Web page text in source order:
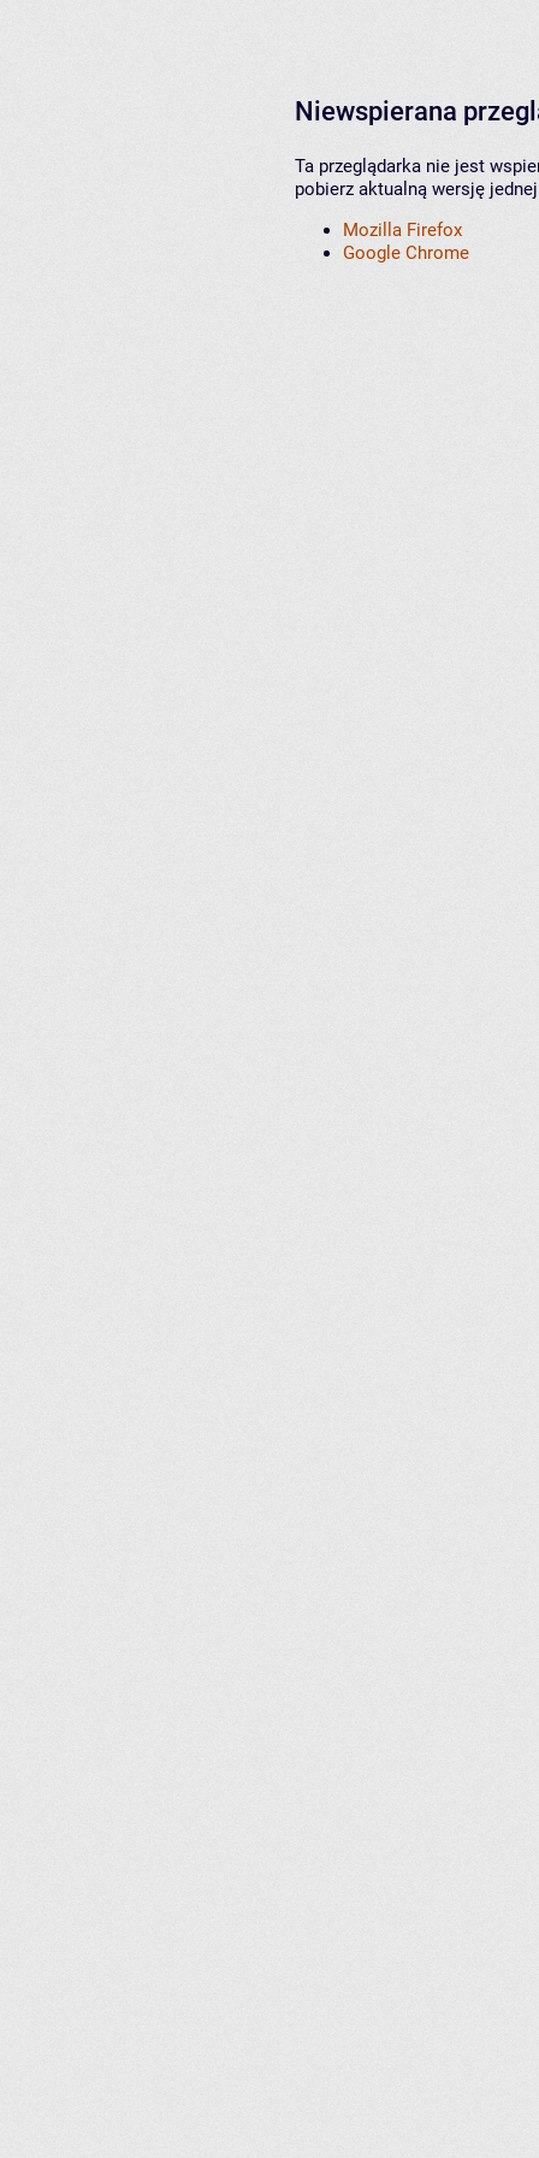
Niewspierana
Ta przeglądarka nie jest
pobierz aktualną wersję
Mozilla Firefox
Google Chrome